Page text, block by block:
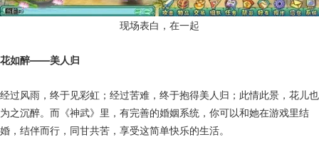
现场表白，在一起
花如醉——美人归
经过风雨，终于见彩虹；经过苦难，终于抱得美人归；此情此景，花儿也
为之沉醉。而《神武》里，有完善的婚姻系统，你可以和她在游戏里结
婚，结伴而行，同甘共苦，享受这简单快乐的生活。